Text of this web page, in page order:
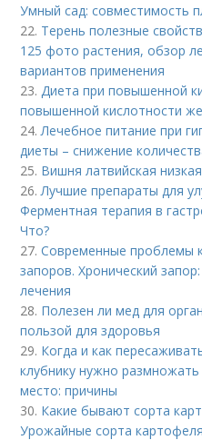
Умный сад: совместимость
22. Терень полезные
125 фото растения, обзор
вариантов применения
23. Диета при повышенной
повышенной кислотности
24. Лечебное питание при
диеты – снижение
25. Вишня латвийская
26. Лучшие препараты для
Ферментная терапия в
Что?
27.Современные проблемы
запоров. Хронический
лечения
28. Полезен ли мед для
пользой для здоровья
29. Когда и как
клубнику нужно
место: причины
30. Какие бывают сорта
Урожайные сорта